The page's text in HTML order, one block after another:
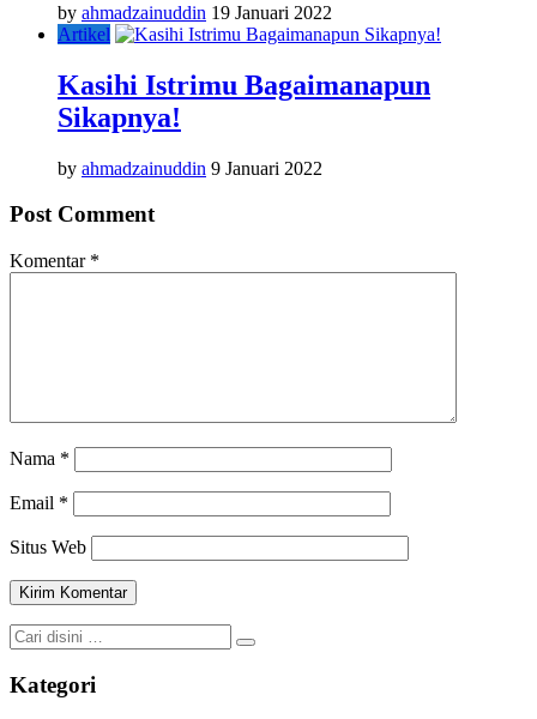
by ahmadzainuddin 19 Januari 2022
Artikel
Kasihi Istrimu Bagaimanapun
Sikapnya!
by ahmadzainuddin 9 Januari 2022
Post Comment
Komentar *
Nama *
Email *
Situs Web
Kategori